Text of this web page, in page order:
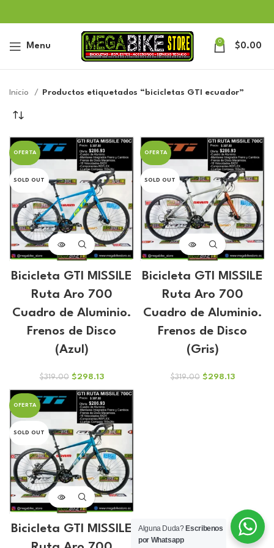
Menu 0 $0.00
Inicio Productos etiquetados “bicicletas GTI ecuador”
OFERTA
SOLD OUT
Bicicleta GTI MISSILE
Ruta Aro 700
Cuadro de Aluminio.
Frenos de Disco
(Azul)
$319.00 El
precio
original
era:
$319.00.
$298.13El
precio
actual
es:
$298.13.
OFERTA
SOLD OUT
Bicicleta GTI MISSILE
Ruta Aro 700
Cuadro de Aluminio.
Frenos de Disco
(Gris)
$319.00 El
$298.13El
OFERTA
SOLD OUT
Bicicleta GTI MISSILE
Alguna Duda? Escribenos
por Whatsapp